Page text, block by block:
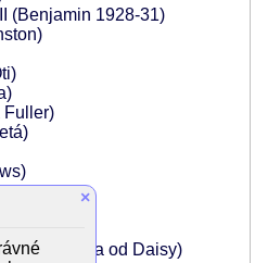
(Benjamin 1928-31)
Fuller)
34)
sestra od Daisy)
×